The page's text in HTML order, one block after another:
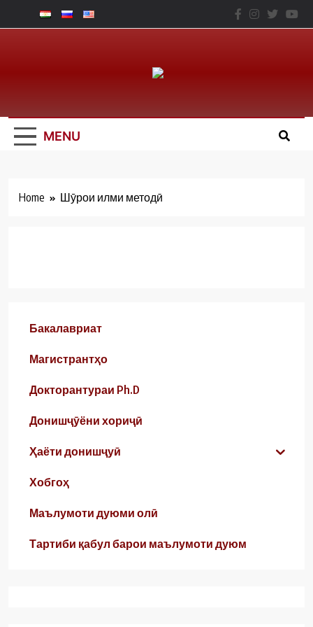
to
Юридический
Факальтет – ТНУ
MENU
Home Шӯрои илми методӣ
Бакалавриат
Магистрантҳо
Докторантураи Ph.D
Донишҷӯёни хориҷӣ
Ҳаёти донишҷуӣ
Хобгоҳ
Маълумоти дуюми олӣ
Тартиби қабул барои маълумоти дуюм